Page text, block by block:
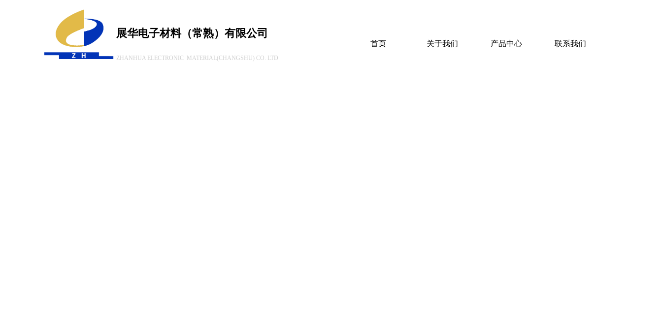
首页 关于我们 产品中心 联系我们
展华电子材料（常熟）有限公司
ZHANHUA ELECTRONIC MATERIAL(CHANGSHU) CO. LTD